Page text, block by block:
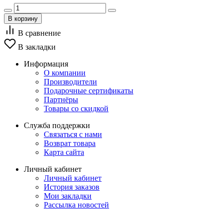
В корзину
В сравнение
В закладки
Информация
О компании
Производители
Подарочные сертификаты
Партнёры
Товары со скидкой
Служба поддержки
Связаться с нами
Возврат товара
Карта сайта
Личный кабинет
Личный кабинет
История заказов
Мои закладки
Рассылка новостей